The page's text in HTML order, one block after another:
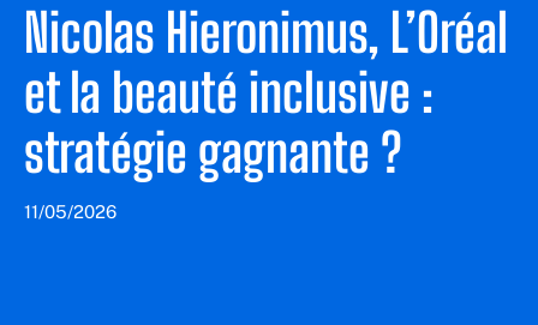
Nicolas Hieronimus, L’Oréal
et la beauté inclusive :
stratégie gagnante ?
11/05/2026